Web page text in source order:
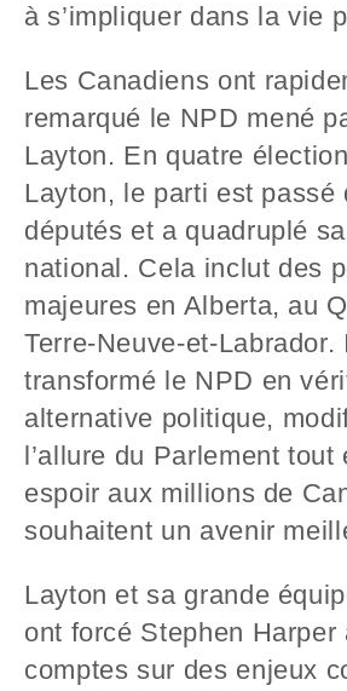
à s’impliquer dans la vie
Les Canadiens ont
remarqué le NPD mené
Layton. En quatre
Layton, le parti est passé
députés et a quadruplé
national. Cela inclut des
majeures en Alberta, au
Terre-Neuve-et-Labrador.
transformé le NPD en
alternative politique,
l’allure du Parlement tout
espoir aux millions de
souhaitent un avenir
Layton et sa grande
ont forcé Stephen Harper
comptes sur des enjeux